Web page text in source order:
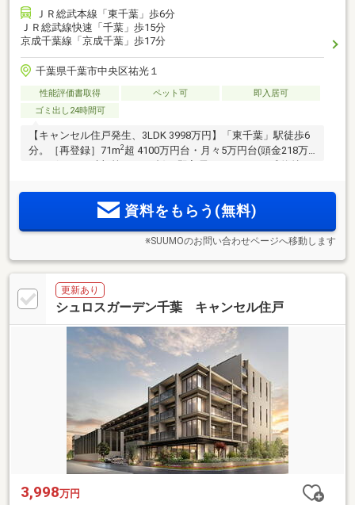
ＪＲ総武本線「東千葉」歩6分
ＪＲ総武線快速「千葉」歩15分
京成千葉線「京成千葉」歩17分
千葉県千葉市中央区祐光１
性能評価書取得 ペット可
即入居可
ゴミ出し24時間可
【キャンセル住戸発生、3LDK 3998万円】「東千葉」駅徒歩6
分。［再登録］71m2超 4100万円台・月々5万円台(頭金218万
能！
資料をもらう(無料)
※SUUMOのお問い合わせページへ移動します
更新あり
シュロスガーデン千葉 キャンセル住戸
3,998万円